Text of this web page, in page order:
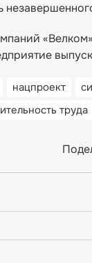
нацпроект
труда